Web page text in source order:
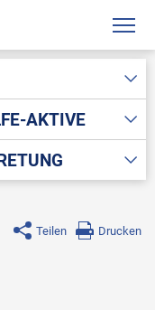
AKTIVE
Teilen Drucken